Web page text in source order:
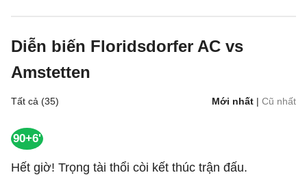
Diễn biến Floridsdorfer AC vs
Amstetten
Tất cả (35) Mới nhất | Cũ nhất
90+6'
Hết giờ! Trọng tài thổi còi kết thúc trận đấu.